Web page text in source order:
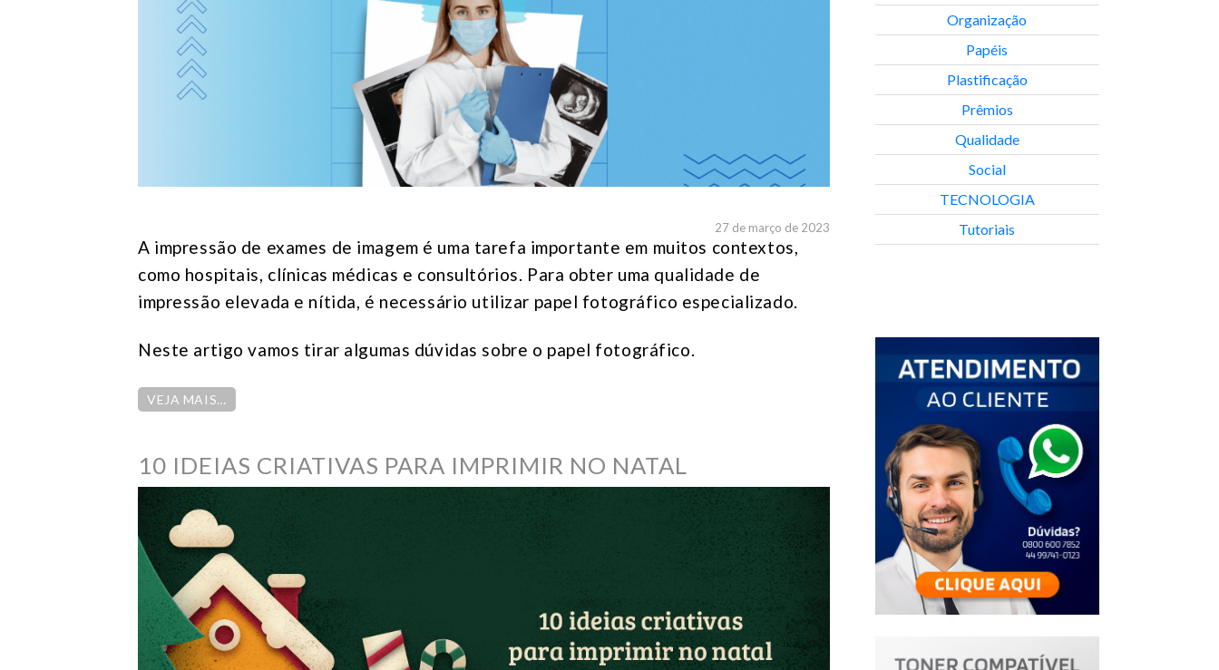
27 de março de 2023
A impressão de exames de imagem é uma tarefa importante em muitos contextos,
como hospitais, clínicas médicas e consultórios. Para obter uma qualidade de
impressão elevada e nítida, é necessário utilizar papel fotográfico especializado.
Neste artigo vamos tirar algumas dúvidas sobre o papel fotográfico.
VEJA MAIS…
10 IDEIAS CRIATIVAS PARA IMPRIMIR NO NATAL
Organização
Papéis
Plastificação
Prêmios
Qualidade
Social
TECNOLOGIA
Tutoriais